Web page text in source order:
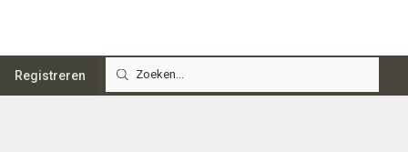
Registreren